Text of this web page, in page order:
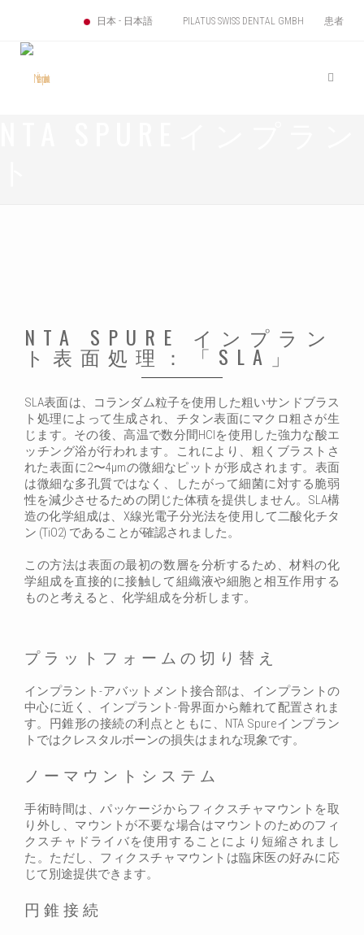
患者
PILATUS SWISS DENTAL GMBH
日本 - 日本語
NTA SPURE インプラン
ト表面処理：「SLA」
SLA表面は、コランダム粒子を使用した粗いサンドブラス
ト処理によって生成され、チタン表面にマクロ粗さが生
じます。その後、高温で数分間HClを使用した強力な酸エ
ッチング浴が行われます。これにより、粗くブラストさ
れた表面に2〜4μmの微細なピットが形成されます。表面
は微細な多孔質ではなく、したがって細菌に対する脆弱
性を減少させるための閉じた体積を提供しません。SLA構
造の化学組成は、X線光電子分光法を使用して二酸化チタ
ン (TiO2) であることが確認されました。
この方法は表面の最初の数層を分析するため、材料の化
学組成を直接的に接触して組織液や細胞と相互作用する
ものと考えると、化学組成を分析します。
プラットフォームの切り替え
インプラント-アバットメント接合部は、インプラントの
中心に近く、インプラント-骨界面から離れて配置されま
す。円錐形の接続の利点とともに、NTA Spureインプラン
トではクレスタルボーンの損失はまれな現象です。
ノーマウントシステム
手術時間は、パッケージからフィクスチャマウントを取
り外し、マウントが不要な場合はマウントのためのフィ
クスチャドライバを使用することにより短縮されまし
た。ただし、フィクスチャマウントは臨床医の好みに応
じて別途提供できます。
円錐接続